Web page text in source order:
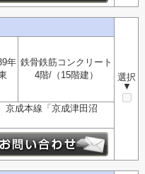
選択
▼
年 鉄骨鉄筋コンクリート
4階/（15階建）
成本線「京成津田沼